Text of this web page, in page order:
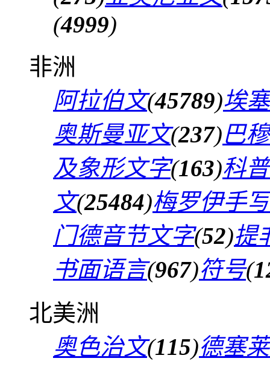
(4999)
非洲
阿拉伯文(45789)埃
奥斯曼亚文(237)巴
及象形文字(163)科
文(25484)梅罗伊手
门德音节文字(52)提
书面语言(967)符号(
北美洲
奥色治文(115)德塞